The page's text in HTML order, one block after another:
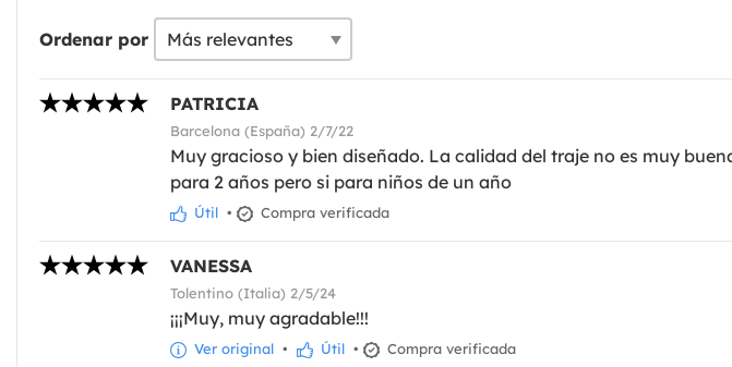
Ordenar por
PATRICIA
Barcelona (España) 2/7/22
Muy gracioso y bien diseñado. La calidad del traje no es muy
para 2 años pero si para niños de un año
Útil • Compra verificada
VANESSA
Tolentino (Italia) 2/5/24
¡¡¡Muy, muy agradable!!!
Ver original • Útil • Compra verificada